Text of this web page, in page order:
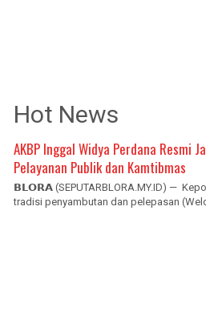
Hot News
AKBP Inggal Widya Perdana Resmi
Pelayanan Publik dan Kamtibmas
𝗕𝗟𝗢𝗥𝗔 (SEPUTARBLORA.MY.ID) —
tradisi penyambutan dan pelepasan